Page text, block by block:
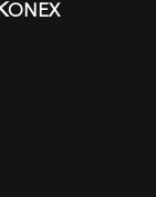
KONEX